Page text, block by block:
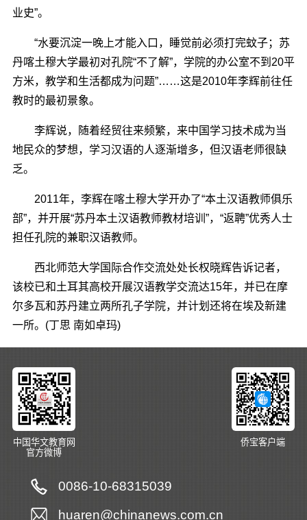
业史”。
“水要沉淀一晚上才能入口，睡觉前必须打完蚊子；苏
丹喀土穆大学最初对孔院“不了解”，学院的办公室不到20平
方米，教学和生活都成为问题”……这是2010年李辉前往任
教时的最初景象。
李辉说，随着经贸往来频繁，来中国学习技术成为当
地民众的梦想，学习汉语的人逐渐增多，但汉语老师很缺
乏。
2011年，李辉在喀土穆大学开办了“本土汉语教师俱乐
部”，并开展“苏丹本土汉语教师教材培训”，“返聘”优秀人士
担任孔院的兼职汉语教师。
西北师范大学国际合作交流处处长权晓辉告诉记者，
该校已和土耳其高校开展汉语教学交流达15年，并已在摩
尔多瓦和苏丹建立两所孔子学院，并计划还将在埃及新建
一所。(丁思 南如卓玛)
中国华文教育网
官方微博
侨宝客户端
0086-10-68315039
huaren@chinanews.com.cn